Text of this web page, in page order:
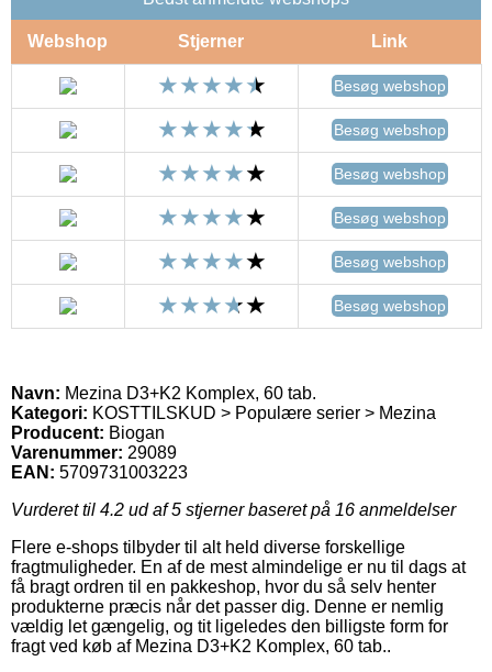
Webshop Stjerner Link
Besøg webshop
Besøg webshop
Besøg webshop
Besøg webshop
Besøg webshop
Besøg webshop
Navn: Mezina D3+K2 Komplex, 60 tab.
Kategori: KOSTTILSKUD > Populære serier > Mezina
Producent: Biogan
Varenummer: 29089
EAN: 5709731003223
Vurderet til 4.2 ud af 5 stjerner baseret på 16 anmeldelser
Flere e-shops tilbyder til alt held diverse forskellige
fragtmuligheder. En af de mest almindelige er nu til dags at
få bragt ordren til en pakkeshop, hvor du så selv henter
produkterne præcis når det passer dig. Denne er nemlig
vældig let gængelig, og tit ligeledes den billigste form for
fragt ved køb af Mezina D3+K2 Komplex, 60 tab..